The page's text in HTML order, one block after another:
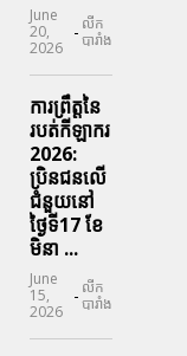
June
20,
2026
- លីក
បារាំង
ការព្រឹត្តនៃ
របត់កីឡាករ
2026:
ប្រិនជនលើ
ជំនួយនៅ
ថ្ងៃទី17 ខែ
មិនា ...
June
15,
2026
- លីក
បារាំង